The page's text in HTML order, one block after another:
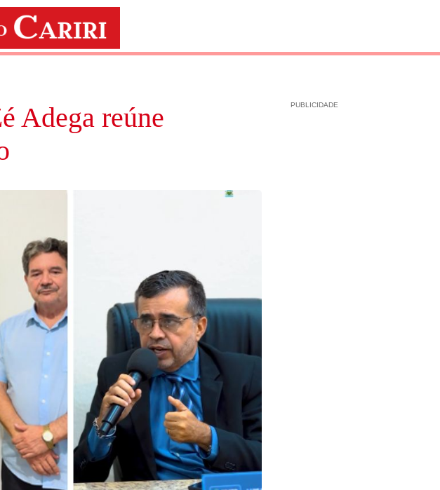
Adega reúne
PUBLICIDADE